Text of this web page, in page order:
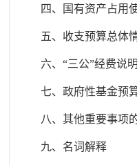
四、国有资产占用
五、收支预算总体
六、“三公”经费说明
七、政府性基金预
八、其他重要事项
九、名词解释